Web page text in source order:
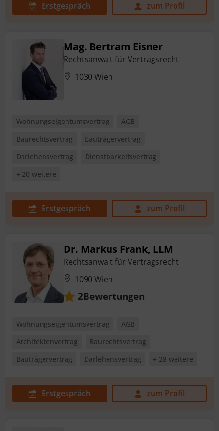
Erstgespräch zum Profil
Mag. Bertram Eisner
Rechtsanwalt für Vertragsrecht
1030 Wien
Wohnungseigentumsvertrag
AGB
Baurechtsvertrag
Bauträgervertrag
Darlehensvertrag
Dienstbarkeitsvertrag
+ 20 weitere
Erstgespräch zum Profil
Dr. Markus Frank, LLM
Rechtsanwalt für Vertragsrecht
1090 Wien
2Bewertungen
Wohnungseigentumsvertrag
AGB
Architektenvertrag
Baurechtsvertrag
Bauträgervertrag
Darlehensvertrag + 28 weitere
Erstgespräch zum Profil